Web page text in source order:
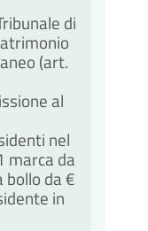
di
(art.
al
nel
marca da
bollo da €
in